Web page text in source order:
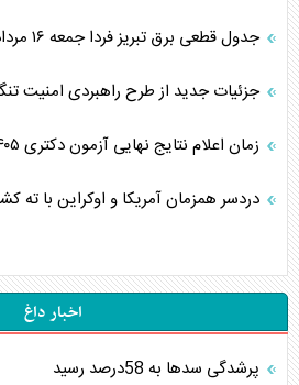
جدول قطعی برق تبریز فردا جمعه ۱۶ مرداد ۱۴۰۵ + نحوه استعلام
جزئیات جدید از طرح راهبردی امنیت
زمان اعلام نتایج نهایی آزمون دکتری ۱۴۰۵
دردسر همزمان آمریکا و اوکراین با
اخبار داغ
پرشدگی سدها به 58درصد رسید